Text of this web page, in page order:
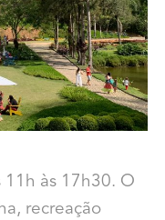
11h às 17h30. O
recreação